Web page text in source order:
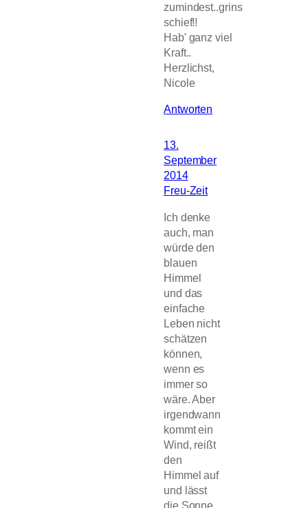
zumindest..grins
schief!!
Hab' ganz viel
Kraft..
Herzlichst,
Nicole
Antworten
13.
September
2014
Freu-Zeit
Ich denke
auch, man
würde den
blauen
Himmel
und das
einfache
Leben nicht
schätzen
können,
wenn es
immer so
wäre. Aber
irgendwann
kommt ein
Wind, reißt
den
Himmel auf
und lässt
die Sonne